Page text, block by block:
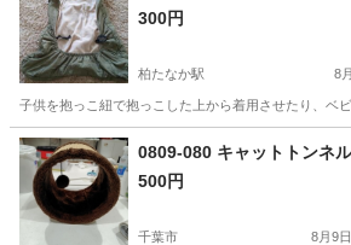
300円
柏たなか駅 8
子供を抱っこ紐で抱っこした上から着用させたり
千葉 柏市 その他 キッズ
0809-080 キャットトンネル
500円
千葉市 8月9日